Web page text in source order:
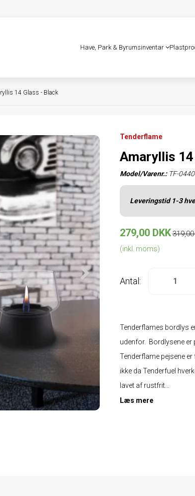
Have, Park & Byrumsinventar
14 Glass - Black
Tenderflame
Amaryllis
Model/Varenr.: TF-
Leveringstid 1-3
279,00 DKK
(inkl. moms)
Antal:
Tenderflames bordlys
udenfor. Bordlysene er
Tenderflame pejsene
ikke da Tenderfuel
lavet af rustfrit...
Læs mere